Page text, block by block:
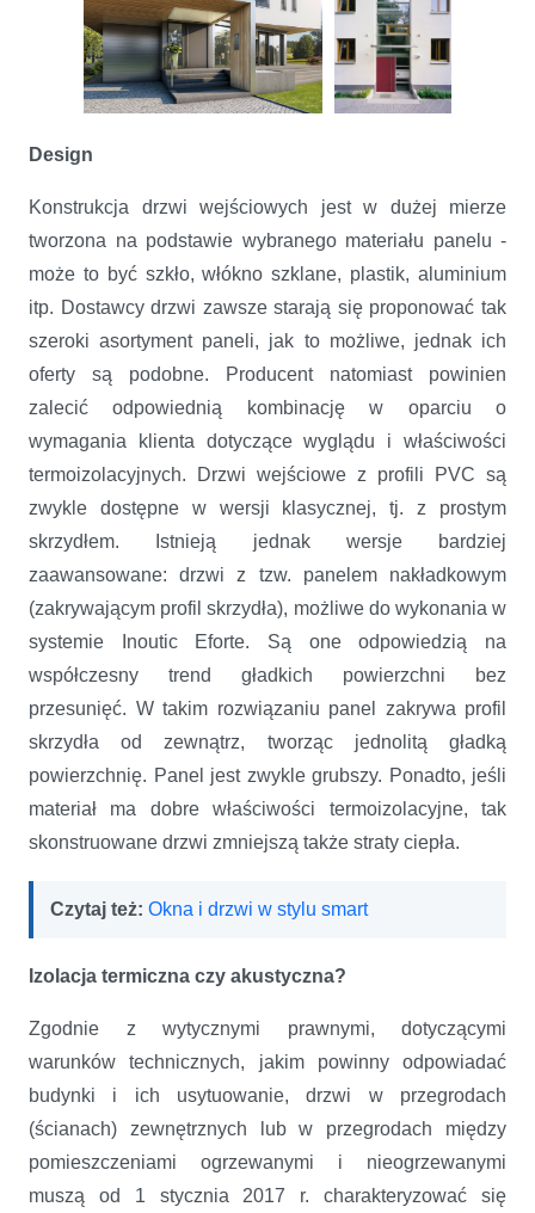
Design
Konstrukcja drzwi wejściowych jest w dużej mierze
tworzona na podstawie wybranego materiału panelu -
może to być szkło, włókno szklane, plastik, aluminium
itp. Dostawcy drzwi zawsze starają się proponować tak
szeroki asortyment paneli, jak to możliwe, jednak ich
oferty są podobne. Producent natomiast powinien
zalecić odpowiednią kombinację w oparciu o
wymagania klienta dotyczące wyglądu i właściwości
termoizolacyjnych. Drzwi wejściowe z profili PVC są
zwykle dostępne w wersji klasycznej, tj. z prostym
skrzydłem. Istnieją jednak wersje bardziej
zaawansowane: drzwi z tzw. panelem nakładkowym
(zakrywającym profil skrzydła), możliwe do wykonania w
systemie Inoutic Eforte. Są one odpowiedzią na
współczesny trend gładkich powierzchni bez
przesunięć. W takim rozwiązaniu panel zakrywa profil
skrzydła od zewnątrz, tworząc jednolitą gładką
powierzchnię. Panel jest zwykle grubszy. Ponadto, jeśli
materiał ma dobre właściwości termoizolacyjne, tak
skonstruowane drzwi zmniejszą także straty ciepła.
Czytaj też: Okna i drzwi w stylu smart
Izolacja termiczna czy akustyczna?
Zgodnie z wytycznymi prawnymi, dotyczącymi
warunków technicznych, jakim powinny odpowiadać
budynki i ich usytuowanie, drzwi w przegrodach
(ścianach) zewnętrznych lub w przegrodach między
pomieszczeniami ogrzewanymi i nieogrzewanymi
muszą od 1 stycznia 2017 r. charakteryzować się